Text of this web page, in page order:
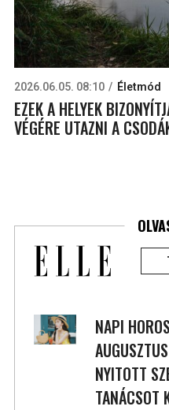
2026.06.05. 08:10 Életmód
EZEK A HELYEK
VÉGÉRE UTAZNI A
NAPI
NYITOTT
TANÁCSOT